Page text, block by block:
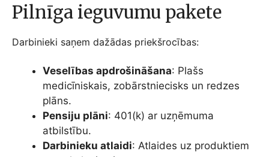
Pilnīga ieguvumu pakete
Darbinieki saņem dažādas priekšrocības:
Veselības apdrošināšana: Plašs
medicīniskais, zobārstniecisks un redzes
plāns.
Pensiju plāni: 401(k) ar uzņēmuma
atbilstību.
Darbinieku atlaidi: Atlaides uz produktiem